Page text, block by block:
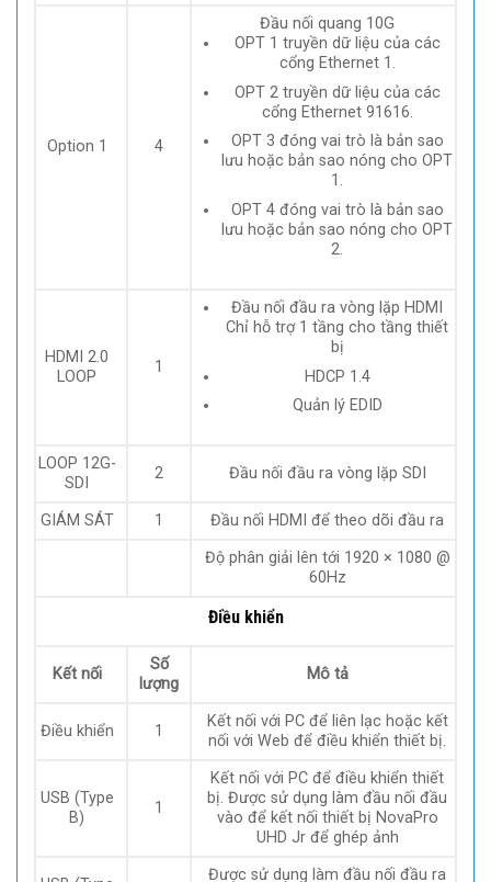
Option 1 4
Đầu nối quang 10G
OPT 1 truyền dữ liệu của các
cổng Ethernet 1.
OPT 2 truyền dữ liệu của các
cổng Ethernet 91616.
OPT 3 đóng vai trò là bản sao
lưu hoặc bản sao nóng cho OPT
1.
OPT 4 đóng vai trò là bản sao
lưu hoặc bản sao nóng cho OPT
2.
HDMI 2.0
LOOP
1
Đầu nối đầu ra vòng lặp HDMI
Chỉ hỗ trợ 1 tầng cho tầng thiết
bị
HDCP 1.4
Quản lý EDID
LOOP 12G-
SDI
2 Đầu nối đầu ra vòng lặp SDI
GIÁM SÁT 1
Đầu nối HDMI để theo dõi đầu ra
Độ phân giải lên tới 1920 × 1080 @
60Hz
Điều khiển
Kết nối
Số
lượng
Mô tả
Điều khiển 1
Kết nối với PC để liên lạc hoặc kết
nối với Web để điều khiển thiết bị.
USB (Type
B)
1
Kết nối với PC để điều khiển thiết
bị. Được sử dụng làm đầu nối đầu
vào để kết nối thiết bị NovaPro
UHD Jr để ghép ảnh
Được sử dụng làm đầu nối đầu ra